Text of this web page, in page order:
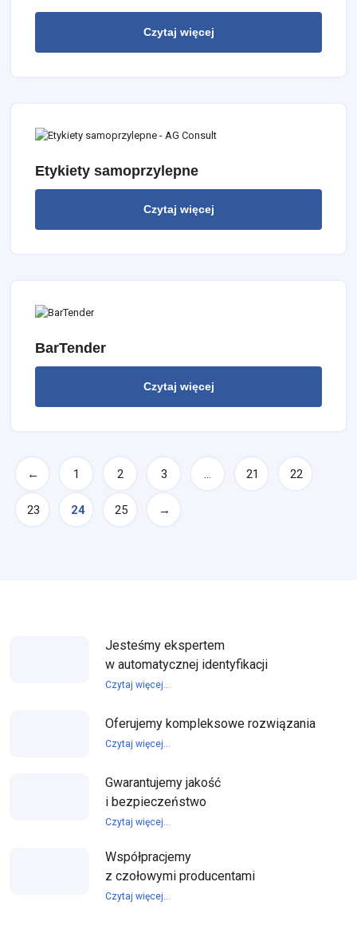
Czytaj więcej
Etykiety samoprzylepne
Czytaj więcej
BarTender
Czytaj więcej
← 1 2 3 21 22
23 24 25 →
Jesteśmy ekspertem
w automatycznej identyfikacji
Czytaj więcej...
Oferujemy kompleksowe rozwiązania
Czytaj więcej...
Gwarantujemy jakość
i bezpieczeństwo
Czytaj więcej...
Współpracjemy
z czołowymi producentami
Czytaj więcej...